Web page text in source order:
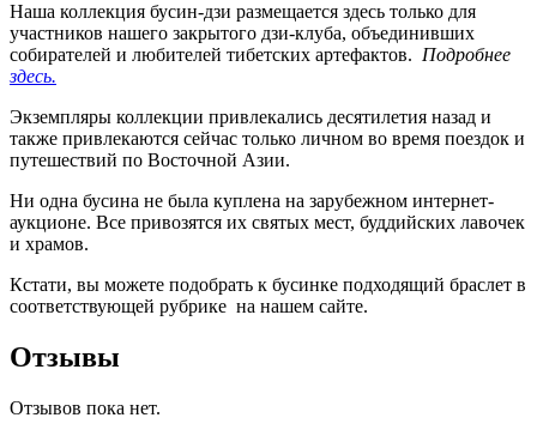
Наша коллекция бусин-дзи размещается здесь только для
участников нашего закрытого дзи-клуба, объединивших
собирателей и любителей тибетских артефактов. Подробнее
здесь.
Экземпляры коллекции привлекались десятилетия назад и
также привлекаются сейчас только личном во время поездок и
путешествий по Восточной Азии.
Ни одна бусина не была куплена на зарубежном интернет-
аукционе. Все привозятся их святых мест, буддийских лавочек
и храмов.
Кстати, вы можете подобрать к бусинке подходящий браслет в
соответствующей рубрике на нашем сайте.
Отзывы
Отзывов пока нет.